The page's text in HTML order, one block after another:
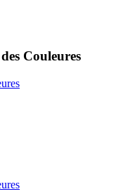
Couleures